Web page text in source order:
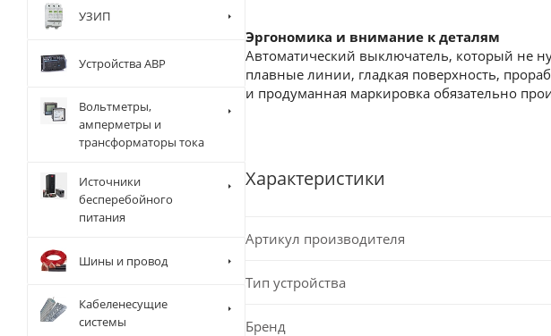
Эргономика и внимание к деталям
Автоматический выключатель, который не
плавные линии, гладкая поверхность,
и продуманная маркировка обязательно
Характеристики
Артикул производителя
Тип устройства
Бренд
УЗИП
Устройства АВР
Вольтметры,
амперметры и
трансформаторы тока
Источники
бесперебойного
питания
Шины и провод
Кабеленесущие
системы